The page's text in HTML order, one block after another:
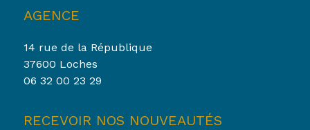
AGENCE
14 rue de la République
37600 Loches
06 32 00 23 29
RECEVOIR NOS NOUVEAUTÉS